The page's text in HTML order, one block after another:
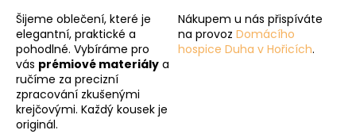
Šijeme oblečení, které je
elegantní, praktické a
pohodlné. Vybíráme pro
vás prémiové materiály a
ručíme za precizní
zpracování zkušenými
krejčovými. Každý kousek je
originál.
Nákupem u nás přispíváte
na provoz Domácího
hospice Duha v Hořicích.